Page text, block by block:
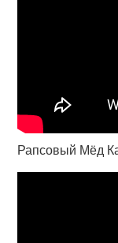
Рапсовый Мёд